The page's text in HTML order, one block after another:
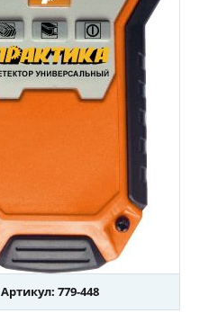
Артикул: 779-448